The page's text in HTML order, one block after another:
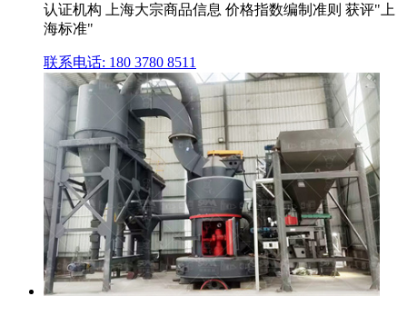
认证机构 上海大宗商品信息 价格指数编制准则 获评"上
海标准"
联系电话: 180 3780 8511